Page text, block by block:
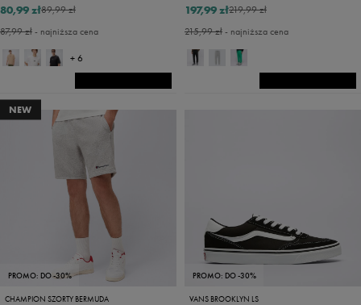
89,99 zł
80,99 zł
87,99 zł- najniższa cena
+ 6
219,99 zł
197,99 zł
215,99 zł- najniższa cena
NEW
PROMO: DO -30%
CHAMPION SZORTY BERMUDA
PROMO: DO -30%
VANS BROOKLYN LS